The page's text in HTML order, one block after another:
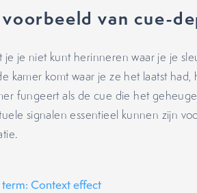
voorbeeld van cue-
je je niet kunt herinneren waar je je
kamer komt waar je ze het laatst
fungeert als de cue die het
signalen essentieel kunnen zijn
Context effect